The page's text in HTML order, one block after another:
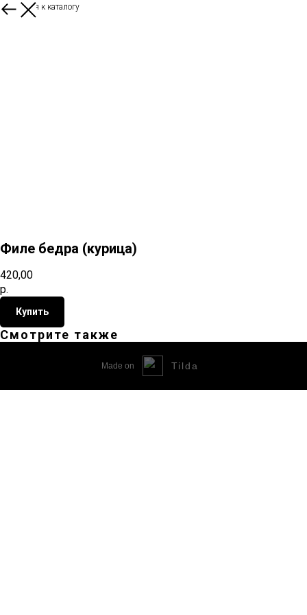
Вернуться к каталогу
Филе бедра (курица)
420,00
р.
Купить
Смотрите также
Made on Tilda